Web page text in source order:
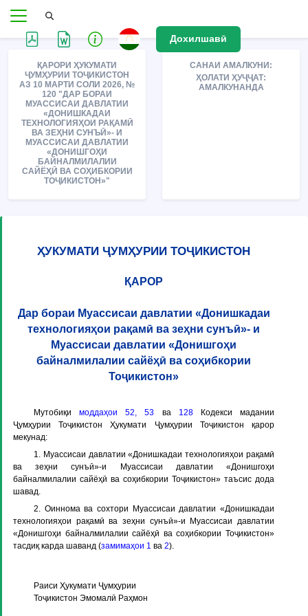
Дохилшавӣ
ҚАРОРИ ҲУКУМАТИ
ҶУМҲУРИИ ТОҶИКИСТОН
АЗ 10 МАРТИ СОЛИ 2026, №
120 "ДАР БОРАИ
МУАССИСАИ ДАВЛАТИИ
«ДОНИШКАДАИ
ТЕХНОЛОГИЯҲОИ РАҚАМӢ
ВА ЗЕҲНИ СУНЪӢ»- И
МУАССИСАИ ДАВЛАТИИ
«ДОНИШГОҲИ
БАЙНАЛМИЛАЛИИ
САЙЁҲӢ ВА СОҲИБКОРИИ
ТОҶИКИСТОН»"
САНАИ АМАЛКУНИ:
ҲОЛАТИ ҲУҶҶАТ:
АМАЛКУНАНДА
ҲУКУМАТИ ҶУМҲУРИИ ТОҶИКИСТОН
ҚАРОР
Дар бораи Муассисаи давлатии «Донишкадаи
технологияҳои рақамӣ ва зеҳни сунъӣ»- и
Муассисаи давлатии «Донишгоҳи
байналмилалии сайёҳӣ ва соҳибкории
Тоҷикистон»
Мутобиқимоддаҳои 52, 53 ва 128Кодекси мадании
Ҷумҳурии Тоҷикистон Ҳукумати Ҷумҳурии Тоҷикистон қарор
мекунад:
1. Муассисаи давлатии «Донишкадаи технологияҳои рақамӣ
ва зеҳни сунъӣ»-и Муассисаи давлатии «Донишгоҳи
байналмилалии сайёҳӣ ва соҳибкории Тоҷикистон» таъсис дода
шавад.
2. Оиннома ва сохтори Муассисаи давлатии «Донишкадаи
технологияҳои рақамӣ ва зеҳни сунъӣ»-и Муассисаи давлатии
«Донишгоҳи байналмилалии сайёҳӣ ва соҳибкории Тоҷикистон»
тасдиқ карда шаванд (замимаҳои 1 ва 2).
Раиси Ҳукумати Ҷумҳурии
Тоҷикистон Эмомалӣ Раҳмон